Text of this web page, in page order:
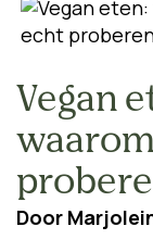
Vegan
Door